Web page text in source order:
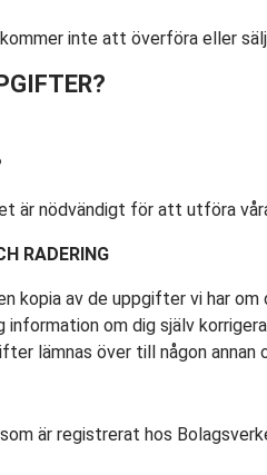
inte att överföra eller
är nödvändigt för att utföra
RADERING
kopia av de uppgifter vi har
om dig själv
lämnas över till någon annan
är registrerat hos